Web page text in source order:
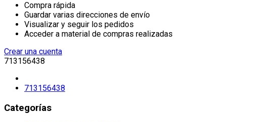
Compra rápida
Guardar varias direcciones de envío
Visualizar y seguir los pedidos
Acceder a material de compras realizadas
Crear una cuenta
713156438
713156438
Categorías